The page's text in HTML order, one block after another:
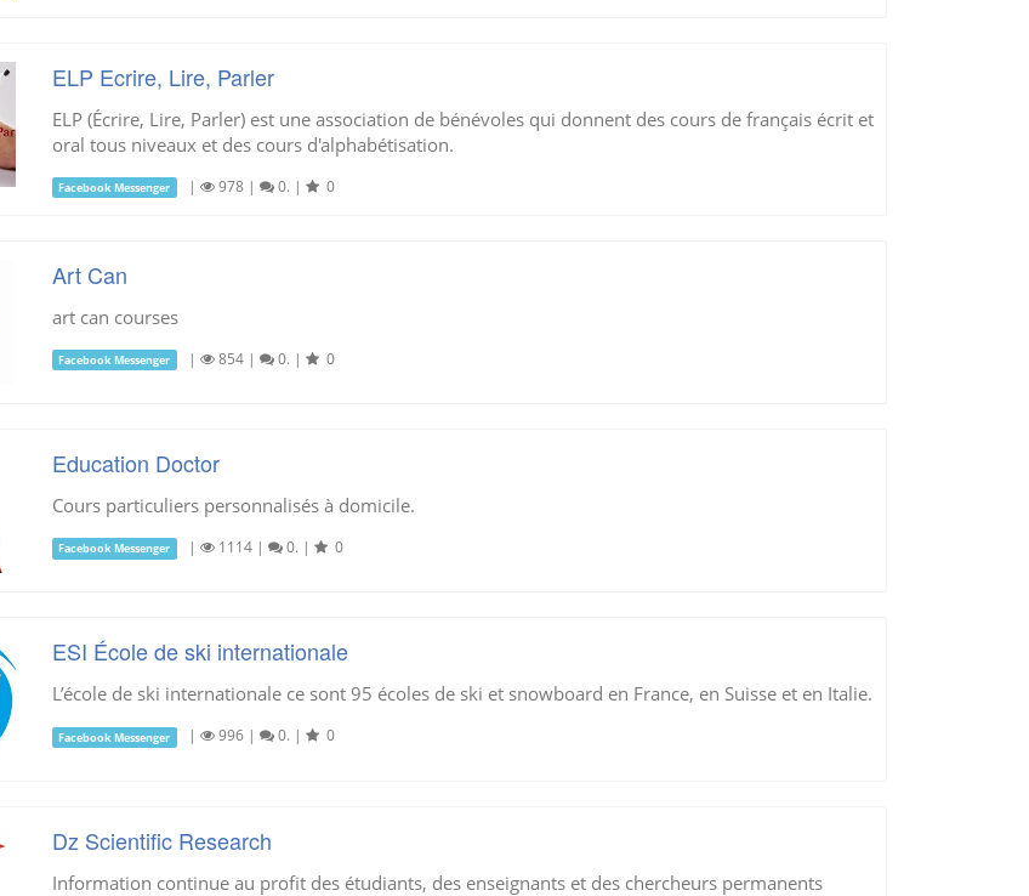
ELP Ecrire, Lire, Parler
ELP (Écrire, Lire, Parler) est une association de bénévoles qui donnent des cours de français écrit et
oral tous niveaux et des cours d'alphabétisation.
Facebook Messenger | 978| 0. | 0
Art Can
art can courses
Facebook Messenger | 854| 0. | 0
Education Doctor
Cours particuliers personnalisés à domicile.
Facebook Messenger | 1114| 0. | 0
ESI École de ski internationale
L’école de ski internationale ce sont 95 écoles de ski et snowboard en France, en Suisse et en Italie.
Facebook Messenger | 996| 0. | 0
Dz Scientific Research
Information continue au profit des étudiants, des enseignants et des chercheurs permanents